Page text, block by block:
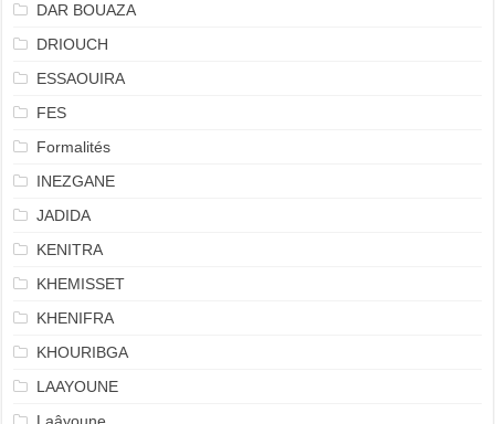
DAR BOUAZA
DRIOUCH
ESSAOUIRA
FES
Formalités
INEZGANE
JADIDA
KENITRA
KHEMISSET
KHENIFRA
KHOURIBGA
LAAYOUNE